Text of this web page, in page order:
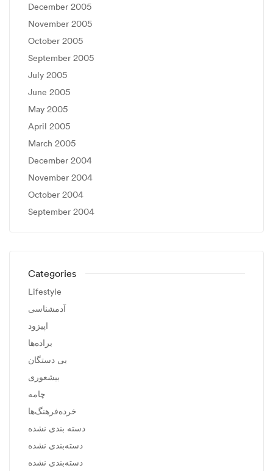
December 2005
November 2005
October 2005
September 2005
July 2005
June 2005
May 2005
April 2005
March 2005
December 2004
November 2004
October 2004
September 2004
Categories
Lifestyle
آدمشناسی
اپیزود
براده‌ها
بی دستگان
بیشعوری
چامه
خرده‌فرهنگ‌ها
دسته بندی نشده
دسته‌بندی نشده
دسته‌بندی نشده